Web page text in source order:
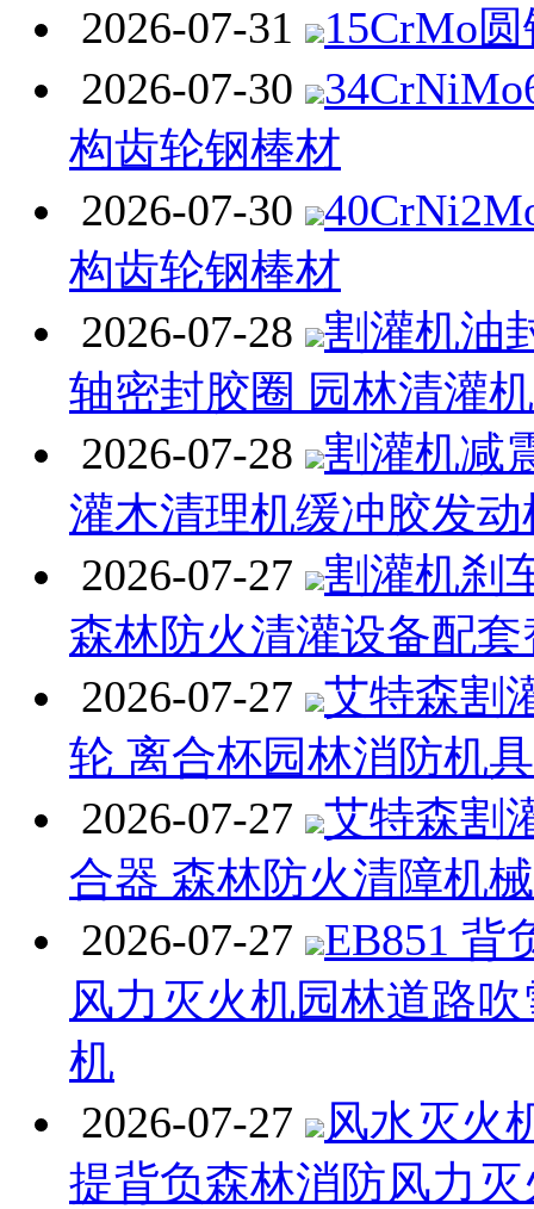
2026-07-31
15CrMo
2026-07-30
构齿轮钢棒材
2026-07-30
构齿轮钢棒材
2026-07-28
割灌机油
轴密封胶圈 园林清灌
2026-07-28
割灌机减
灌木清理机缓冲胶发
2026-07-27
割灌机刹
森林防火清灌设备配
2026-07-27
艾特森割
轮 离合杯园林消防机
2026-07-27
艾特森割
合器 森林防火清障机
2026-07-27
EB851 背
风力灭火机园林道路
机
2026-07-27
风水灭火
提背负森林消防风力